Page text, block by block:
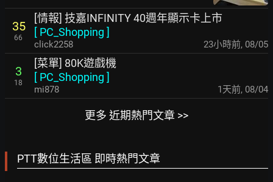
35
66
[情報] 技嘉INFINITY 40週年顯示卡上市
[ PC_Shopping ]
click2258 23小時前, 08/05
3
18
[菜單] 80K遊戲機
[ PC_Shopping ]
mi878 1天前, 08/04
更多 近期熱門文章 >>
PTT數位生活區 即時熱門文章